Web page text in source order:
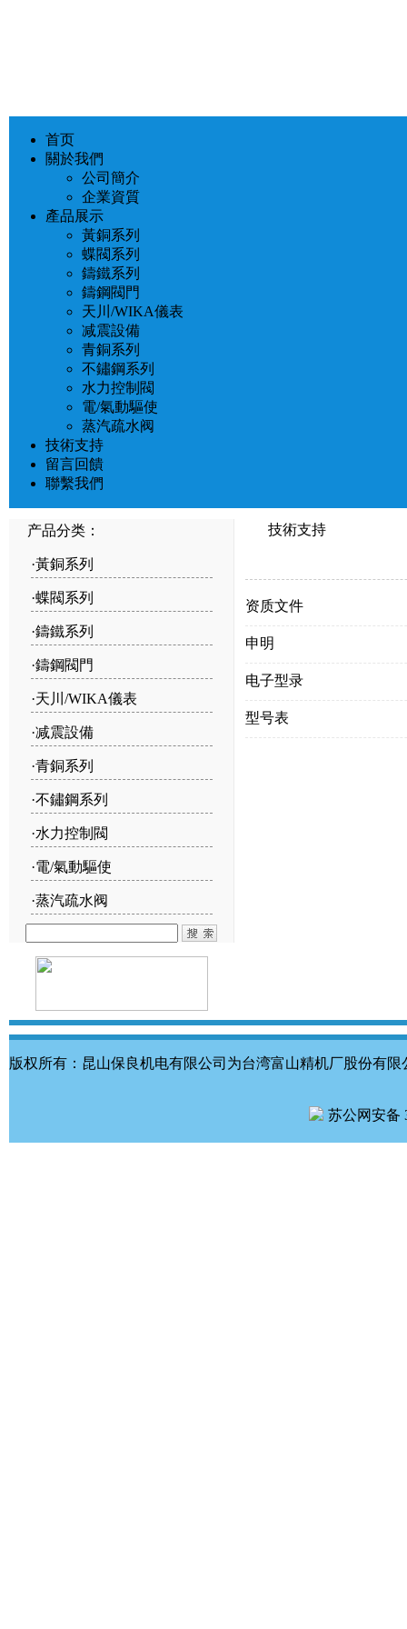
首页
關於我們
公司簡介
企業資質
產品展示
黃銅系列
蝶閥系列
鑄鐵系列
鑄鋼閥門
天川/WIKA儀表
减震設備
青銅系列
不鏽鋼系列
水力控制閥
電/氣動驅使
蒸汽疏水阀
技術支持
留言回饋
聯繫我們
产品分类：
·黃銅系列
·蝶閥系列
·鑄鐵系列
·鑄鋼閥門
·天川/WIKA儀表
·减震設備
·青銅系列
·不鏽鋼系列
·水力控制閥
·電/氣動驅使
·蒸汽疏水阀
技術支持
资质文件
申明
电子型录
型号表
版权所有：昆山保良机电有限公司为台湾富山精机厂股份有限
苏公网安备